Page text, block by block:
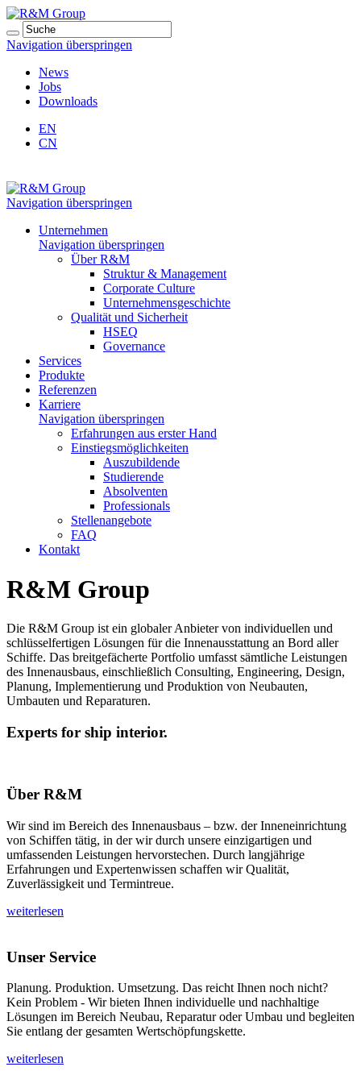
Navigation überspringen
News
Jobs
Downloads
EN
CN
Navigation überspringen
Unternehmen
Navigation überspringen
Über R&M
Struktur & Management
Corporate Culture
Unternehmensgeschichte
Qualität und Sicherheit
HSEQ
Governance
Services
Produkte
Referenzen
Karriere
Navigation überspringen
Erfahrungen aus erster Hand
Einstiegsmöglichkeiten
Auszubildende
Studierende
Absolventen
Professionals
Stellenangebote
FAQ
Kontakt
R&M Group
Die R&M Group ist ein globaler Anbieter von individuellen und
schlüsselfertigen Lösungen für die Innenausstattung an Bord aller
Schiffe. Das breitgefächerte Portfolio umfasst sämtliche Leistungen
des Innenausbaus, einschließlich Consulting, Engineering, Design,
Planung, Implementierung und Produktion von Neubauten,
Umbauten und Reparaturen.
Experts for ship interior.
Über R&M
Wir sind im Bereich des Innenausbaus – bzw. der Inneneinrichtung
von Schiffen tätig, in der wir durch unsere einzigartigen und
umfassenden Leistungen hervorstechen. Durch langjährige
Erfahrungen und Expertenwissen schaffen wir Qualität,
Zuverlässigkeit und Termintreue.
weiterlesen
Unser Service
Planung. Produktion. Umsetzung. Das reicht Ihnen noch nicht?
Kein Problem - Wir bieten Ihnen individuelle und nachhaltige
Lösungen im Bereich Neubau, Reparatur oder Umbau und begleiten
Sie entlang der gesamten Wertschöpfungskette.
weiterlesen